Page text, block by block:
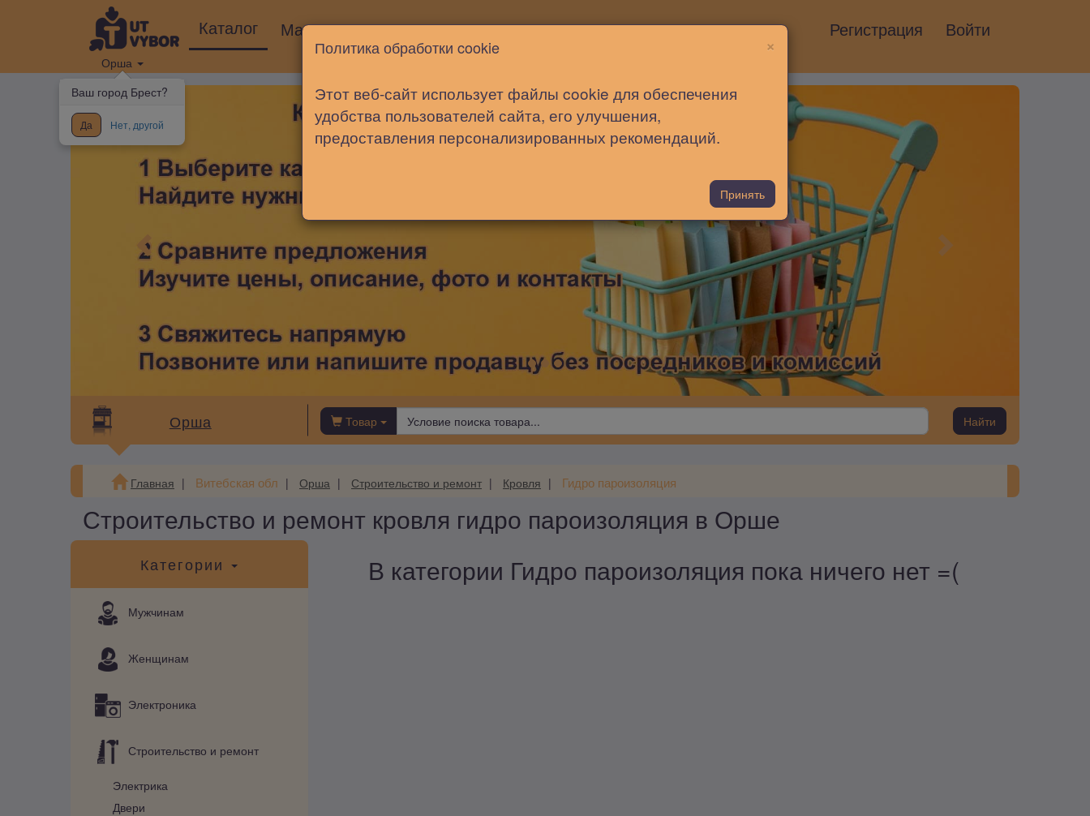
Орша
Ваш город Брест?
Да Нет, другой
Каталог Магазины Новости Статьи Помощь Регистрация Войти
Орша Товар Найти
Главная Витебская обл Орша Строительство и ремонт Кровля Гидро пароизоляция
Строительство и ремонт кровля гидро пароизоляция в Орше
Категории
Мужчинам
Женщинам
Электроника
Строительство и ремонт
Электрика
Двери
В категории Гидро пароизоляция пока ничего нет =(
×
Политика обработки cookie
Этот веб-сайт использует файлы cookie для обеспечения
удобства пользователей сайта, его улучшения,
предоставления персонализированных рекомендаций.
Принять